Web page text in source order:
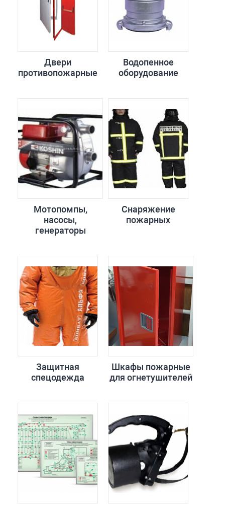
Двери
противопожарные
Водопенное
оборудование
Мотопомпы,
насосы,
генераторы
Снаряжение
пожарных
Защитная
спецодежда
Шкафы пожарные
для огнетушителей